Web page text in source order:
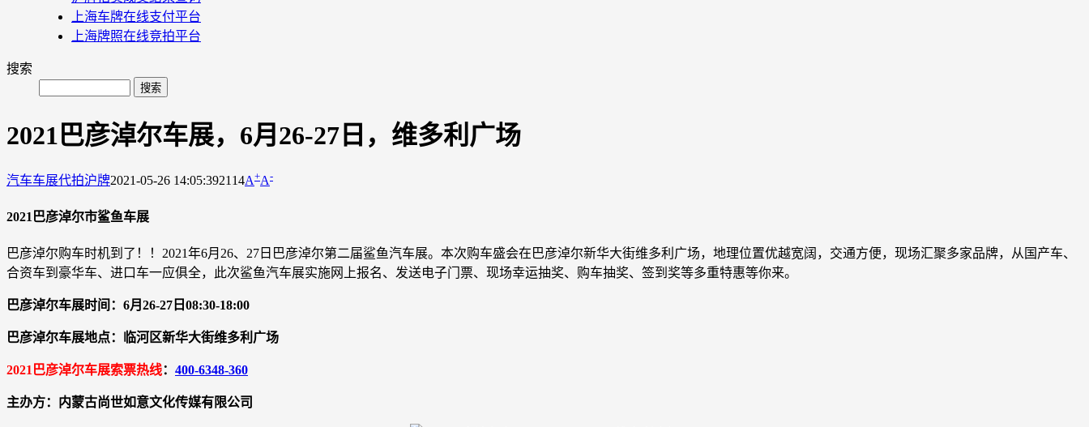
上海车牌在线支付平台
上海牌照在线竞拍平台
搜索
2021巴彦淖尔车展，6月26-27日，维多利广场
汽车车展代拍沪牌2021-05-26 14:05:392114A+A-
2021巴彦淖尔市鲨鱼车展
巴彦淖尔购车时机到了！！2021年6月26、27日巴彦淖尔第二届鲨鱼汽车展。本次购车盛会在巴彦淖尔新华大街维多利广场，地理位置优越宽阔，交通方便，现场汇聚多家品牌，从国产车、
合资车到豪华车、进口车一应俱全，此次鲨鱼汽车展实施网上报名、发送电子门票、现场幸运抽奖、购车抽奖、签到奖等多重特惠等你来。
巴彦淖尔车展时间：6月26-27日08:30-18:00
巴彦淖尔车展地点：临河区新华大街维多利广场
2021巴彦淖尔车展索票热线： 400-6348-360
主办方：内蒙古尚世如意文化传媒有限公司